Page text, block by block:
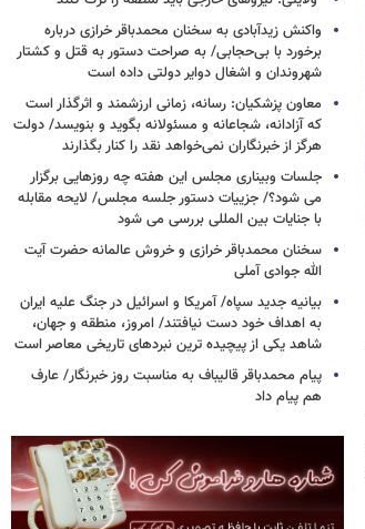
واکنش زیدآبادی به سخنان محمدباقر خرازی درباره
برخورد با بی‌حجابی/ به صراحت دستور به قتل و کشتار
شهروندان و اشغال دوایر دولتی داده است
معاون پزشکیان: رسانه، زمانی ارزشمند و اثرگذار است
که آزادانه، شجاعانه و مسئولانه بگوید و بنویسد/ دولت
هرگز از خبرنگاران نمی‌خواهد نقد را کنار بگذارند
جلسات وبیناری مجلس این هفته چه روزهایی برگزار
می شود؟/ جزییات دستور جلسه مجلس/ لایحه مقابله
با جنایات بین المللی بررسی می شود
سخنان محمدباقر خرازی و خروش عالمانه حضرت آیت
الله جوادی آملی
بیانیه جدید سپاه/ آمریکا و اسرائیل در جنگ علیه ایران
به اهداف خود دست نیافتند/ امروز، منطقه و جهان،
شاهد یکی از پیچیده ترین نبردهای تاریخی معاصر است
پیام محمدباقر قالیباف به مناسبت روز خبرنگار/ عارف
هم پیام داد